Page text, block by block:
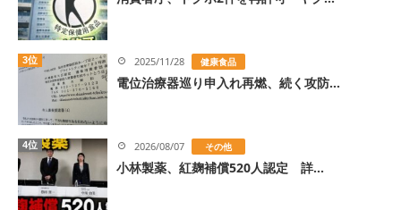
3位 2025/11/28 健康食品
電位治療器巡り申入れ再燃、続く攻防...
4位 2026/08/07 その他
小林製薬、紅麹補償520人認定 詳...